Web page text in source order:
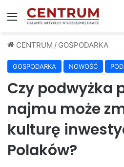
Menu
CENTRUM / GOSPODARKA
GOSPODARKA NOWOŚĆ
Czy podwyżka
najmu może
kulturę
Polaków?